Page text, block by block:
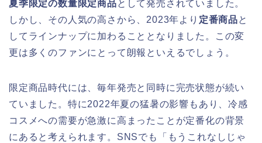
夏季限定の数量限定商品として発売されていました。
しかし、その人気の高さから、2023年より 定番商品と
してラインナップに加わることとなりました。この変
更は多くのファンにとって朗報といえるでしょう。
限定商品時代には、毎年発売と同時に完売状態が続い
ていました。特に2022年夏の猛暑の影響もあり、冷感
コスメへの需要が急激に高まったことが定番化の背景
にあると考えられます。SNSでも「もうこれなしじゃ